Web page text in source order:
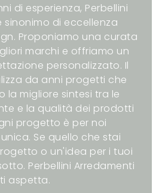
di esperienza, Perbellini
sinonimo di eccellenza
Proponiamo una curata
marchi e offriamo un
personalizzato. Il
da anni progetti che
la migliore sintesi tra le
e la qualità dei prodotti
progetto è per noi
Se quello che stai
o un'idea per i tuoi
Perbellini Arredamenti
ti aspetta.